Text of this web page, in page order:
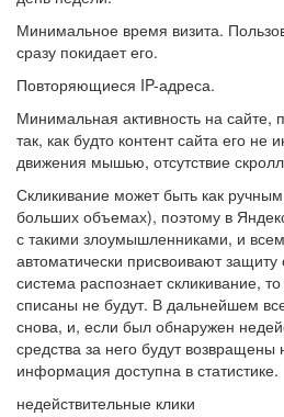
Минимальное время визита.
сразу покидает его.
Повторяющиеся IP-адреса.
Минимальная активность на сайте,
так, как будто контент сайта его
движения мышью, отсутствие
Скликивание может быть как
больших объемах), поэтому в
с такими злоумышленниками, и
автоматически присвоивают
система распознает скликивание,
списаны не будут. В дальнейшем
снова, и, если был обнаружен
средства за него будут возвращены
информация доступна в статистике.
недействительные клики